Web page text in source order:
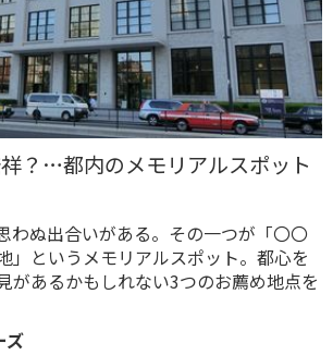
？…都内のメモリアルスポット
わぬ出合いがある。その一つが「〇〇
」というメモリアルスポット。都心を
があるかもしれない3つのお薦め地点を
ズ